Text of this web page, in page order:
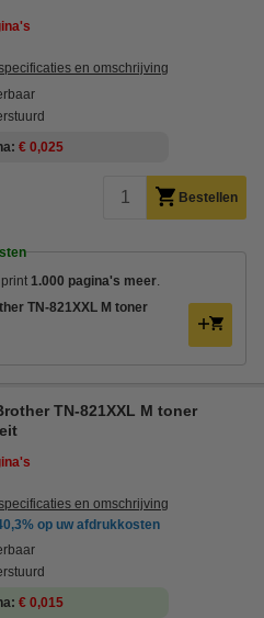
en omschrijving
€ 0,025
Bestellen
1.000 pagina's meer.
TN-821XXL M toner
TN-821XXL M toner
en omschrijving
op uw afdrukkosten
€ 0,015